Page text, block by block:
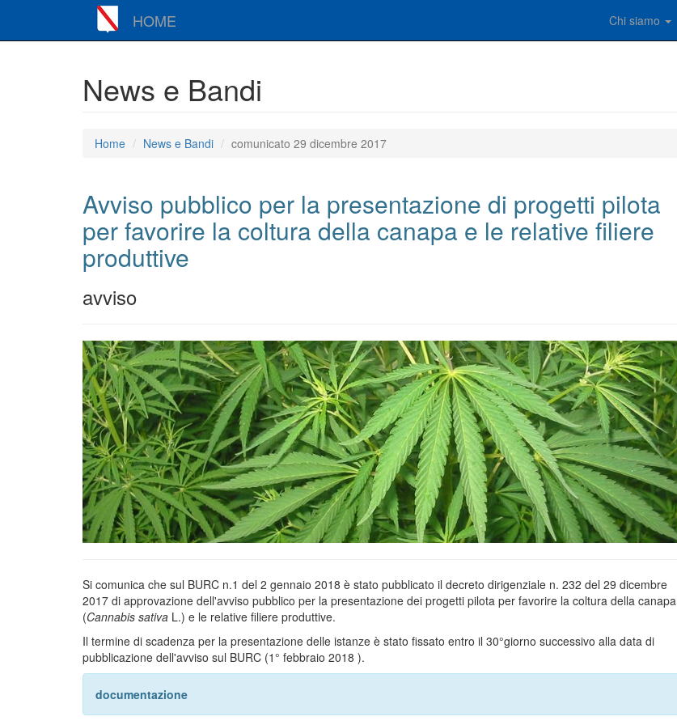
HOME Chi siamo
News e Bandi
Home News e Bandi comunicato 29 dicembre 2017
Avviso pubblico per la presentazione di progetti pilota
per favorire la coltura della canapa e le relative filiere
produttive
avviso
Si comunica che sul BURC n.1 del 2 gennaio 2018 è stato pubblicato il decreto dirigenziale n. 232 del 29 dicembre
2017 di approvazione dell'avviso pubblico per la presentazione dei progetti pilota per favorire la coltura della canapa
(Cannabis sativa L.) e le relative filiere produttive.
Il termine di scadenza per la presentazione delle istanze è stato fissato entro il 30°giorno successivo alla data di
pubblicazione dell'avviso sul BURC (1° febbraio 2018 ).
documentazione